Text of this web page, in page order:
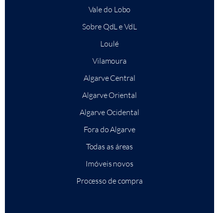
Vale do Lobo
Sobre QdL e VdL
Loulé
Vilamoura
Algarve Central
Algarve Oriental
Algarve Ocidental
Fora do Algarve
Todas as áreas
Imóveis novos
Processo de compra